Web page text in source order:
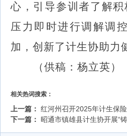
心，引导参训者了解
压力即时进行调解调
加，创新了计生协助力
（供稿：杨立英）
相关热词搜索：
上一篇： 红河州召开2025年计生保
下一篇：
昭通市镇雄县计生协开展“